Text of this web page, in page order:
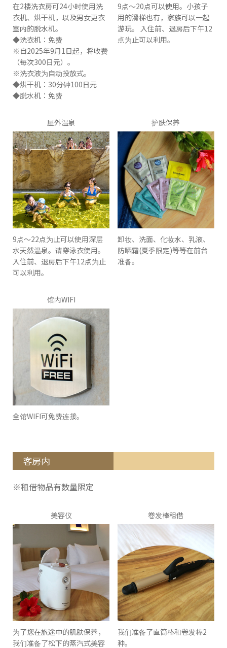
在2楼洗衣房可24小时使用洗
衣机、烘干机，以及男女更衣
室内的脱水机。
◆洗衣机：免费
※自2025年9月1日起，将收费
（每次300日元）。
※洗衣液为自动投放式。
◆烘干机：30分钟100日元
◆脱水机：免费
9点〜20点可以使用。小孩子
用的滑梯也有，家族可以一起
游玩。 入住前、退房后下午12
点为止可以利用。
屋外温泉
9点〜22点为止可以使用深层
水天然温泉。请穿泳衣使用。
入住前、退房后下午12点为止
可以利用。
护肤保养
卸妆、洗面、化妆水、乳液、
防晒霜(夏季限定)等等在前台
准备。
馆内WIFI
全馆WIFI可免费连接。
客房内
※租借物品有数量限定
美容仪
为了您在旅途中的肌肤保养，
我们准备了松下的蒸汽式美容
卷发棒租借
我们准备了直筒棒和卷发棒2
种。